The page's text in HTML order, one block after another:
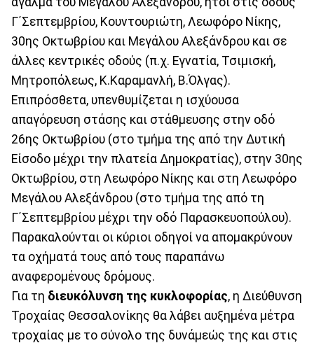
Γ΄Σεπτεμβρίου, Κουντουριώτη, Λεωφόρο Νίκης,
30ης Οκτωβρίου και Μεγάλου Αλεξάνδρου και σε
άλλες κεντρικές οδούς (π.χ. Εγνατία, Τσιμισκή,
Μητροπόλεως, Κ.Καραμανλή, Β.Όλγας).
Επιπρόσθετα, υπενθυμίζεται η ισχύουσα
απαγόρευση στάσης και στάθμευσης στην οδό
26ης Οκτωβρίου (στο τμήμα της από την Δυτική
Είσοδο μέχρι την πλατεία Δημοκρατίας), στην 30ης
Οκτωβρίου, στη Λεωφόρο Νίκης και στη Λεωφόρο
Μεγάλου Αλεξάνδρου (στο τμήμα της από τη
Γ΄Σεπτεμβρίου μέχρι την οδό Παρασκευοπούλου).
Παρακαλούνται οι κύριοι οδηγοί να απομακρύνουν
τα οχήματά τους από τους παραπάνω
αναφερομένους δρόμους.
Για τη διευκόλυνση της κυκλοφορίας, η Διεύθυνση
Τροχαίας Θεσσαλονίκης θα λάβει αυξημένα μέτρα
τροχαίας με το σύνολο της δυνάμεώς της και στις